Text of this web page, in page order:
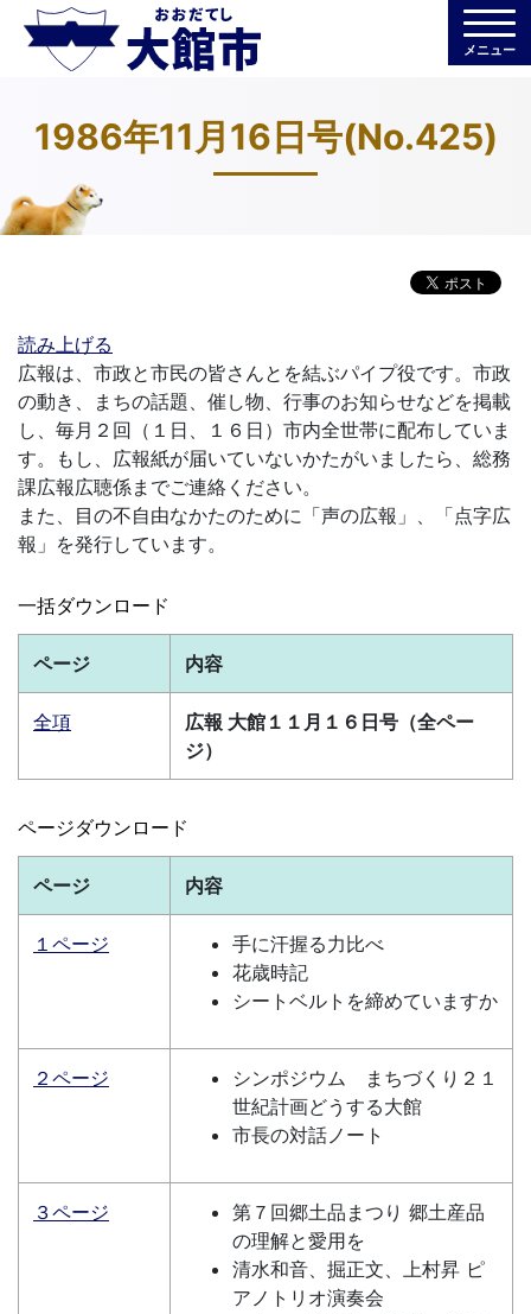
メニュー
1986年11月16日号(No.425)
読み上げる
広報は、市政と市民の皆さんとを結ぶパイプ役です。市政
の動き、まちの話題、催し物、行事のお知らせなどを掲載
し、毎月２回（１日、１６日）市内全世帯に配布していま
す。もし、広報紙が届いていないかたがいましたら、総務
課広報広聴係までご連絡ください。
また、目の不自由なかたのために「声の広報」、「点字広
報」を発行しています。
一括ダウンロード
ページ 内容
全項
広報 大館１１月１６日号（全ペー
ジ）
ページダウンロード
ページ 内容
１ページ
手に汗握る力比べ
花歳時記
シートベルトを締めていますか
２ページ
シンポジウム まちづくり２１
世紀計画どうする大館
市長の対話ノート
３ページ
第７回郷土品まつり 郷土産品
の理解と愛用を
清水和音、掘正文、上村昇 ピ
アノトリオ演奏会